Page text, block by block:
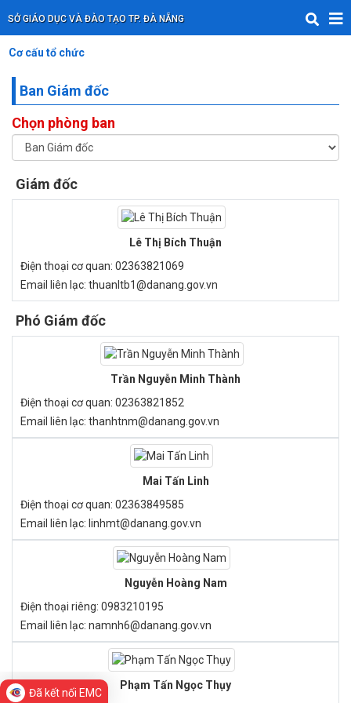
SỞ GIÁO DỤC VÀ ĐÀO TẠO TP. ĐÀ NẴNG
Cơ cấu tổ chức
Ban Giám đốc
Chọn phòng ban
Giám đốc
Lê Thị Bích Thuận
Điện thoại cơ quan: 02363821069
Email liên lạc: thuanltb1@danang.gov.vn
Phó Giám đốc
Trần Nguyễn Minh Thành
Điện thoại cơ quan: 02363821852
Email liên lạc: thanhtnm@danang.gov.vn
Mai Tấn Linh
Điện thoại cơ quan: 02363849585
Email liên lạc: linhmt@danang.gov.vn
Nguyễn Hoàng Nam
Điện thoại riêng: 0983210195
Email liên lạc: namnh6@danang.gov.vn
Phạm Tấn Ngọc Thụy
Đã kết nối EMC